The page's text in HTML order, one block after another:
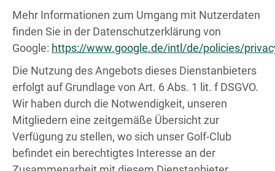
Mehr Informationen zum Umgang mit Nutzerdaten
finden Sie in der Datenschutzerklärung von
Google: https://www.google.de/intl/de/policies/
Die Nutzung des Angebots dieses Dienstanbieters
erfolgt auf Grundlage von Art. 6 Abs. 1 lit. f DSGVO.
Wir haben durch die Notwendigkeit, unseren
Mitgliedern eine zeitgemäße Übersicht zur
Verfügung zu stellen, wo sich unser Golf-Club
befindet ein berechtigtes Interesse an der